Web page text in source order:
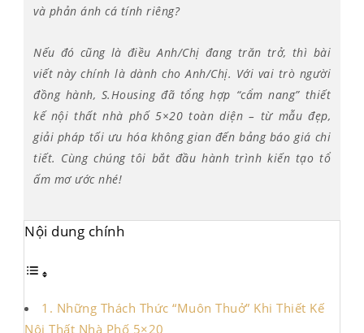
và phản ánh cá tính riêng?
Nếu đó cũng là điều Anh/Chị đang trăn trở, thì bài
viết này chính là dành cho Anh/Chị. Với vai trò người
đồng hành, S.Housing đã tổng hợp “cẩm nang” thiết
kế nội thất nhà phố 5×20 toàn diện – từ mẫu đẹp,
giải pháp tối ưu hóa không gian đến bảng báo giá chi
tiết. Cùng chúng tôi bắt đầu hành trình kiến tạo tổ
ấm mơ ước nhé!
Nội dung chính
1. Những Thách Thức “Muôn Thuở” Khi Thiết Kế
Nội Thất Nhà Phố 5×20